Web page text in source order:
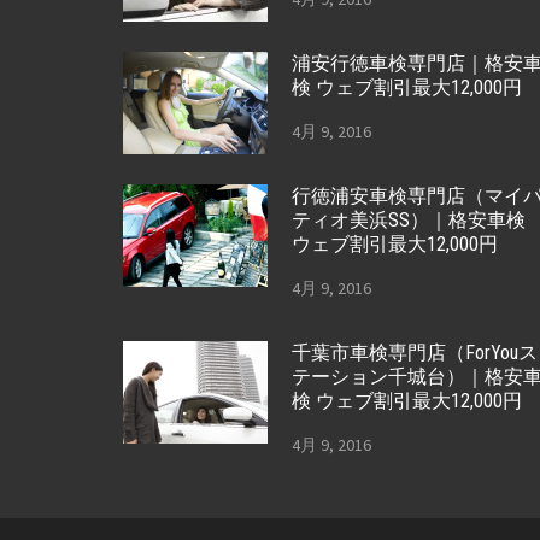
浦安行徳車検専門店｜格安
検 ウェブ割引最大12,000円
4月 9, 2016
行徳浦安車検専門店（マイ
ティオ美浜SS）｜格安車検
ウェブ割引最大12,000円
4月 9, 2016
千葉市車検専門店（ForYouス
テーション千城台）｜格安
検 ウェブ割引最大12,000円
4月 9, 2016